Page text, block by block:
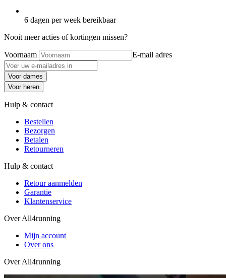
6 dagen per week bereikbaar
Nooit meer acties of kortingen missen?
Voornaam E-mail adres
Voor dames
Voor heren
Hulp & contact
Bestellen
Bezorgen
Betalen
Retourneren
Hulp & contact
Retour aanmelden
Garantie
Klantenservice
Over All4running
Mijn account
Over ons
Over All4running